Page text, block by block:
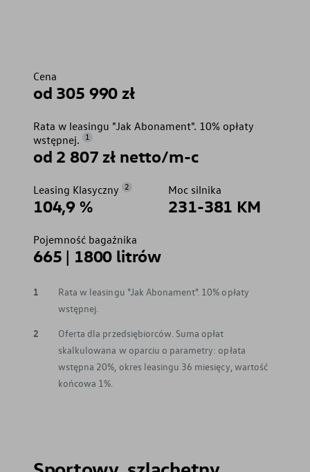
Cena
od 305 990 zł
Rata w leasingu "Jak Abonament". 10% opłaty
wstępnej.
1
od 2 807 zł netto/m-c
Leasing Klasyczny 2
104,9 %
Moc silnika
231-381 KM
Pojemność bagażnika
665 | 1800 litrów
1
Rata w leasingu "Jak Abonament". 10% opłaty
wstępnej.
2
Oferta dla przedsiębiorców. Suma opłat
skalkulowana w oparciu o parametry: opłata
wstępna 20%, okres leasingu 36 miesięcy, wartość
końcowa 1%.